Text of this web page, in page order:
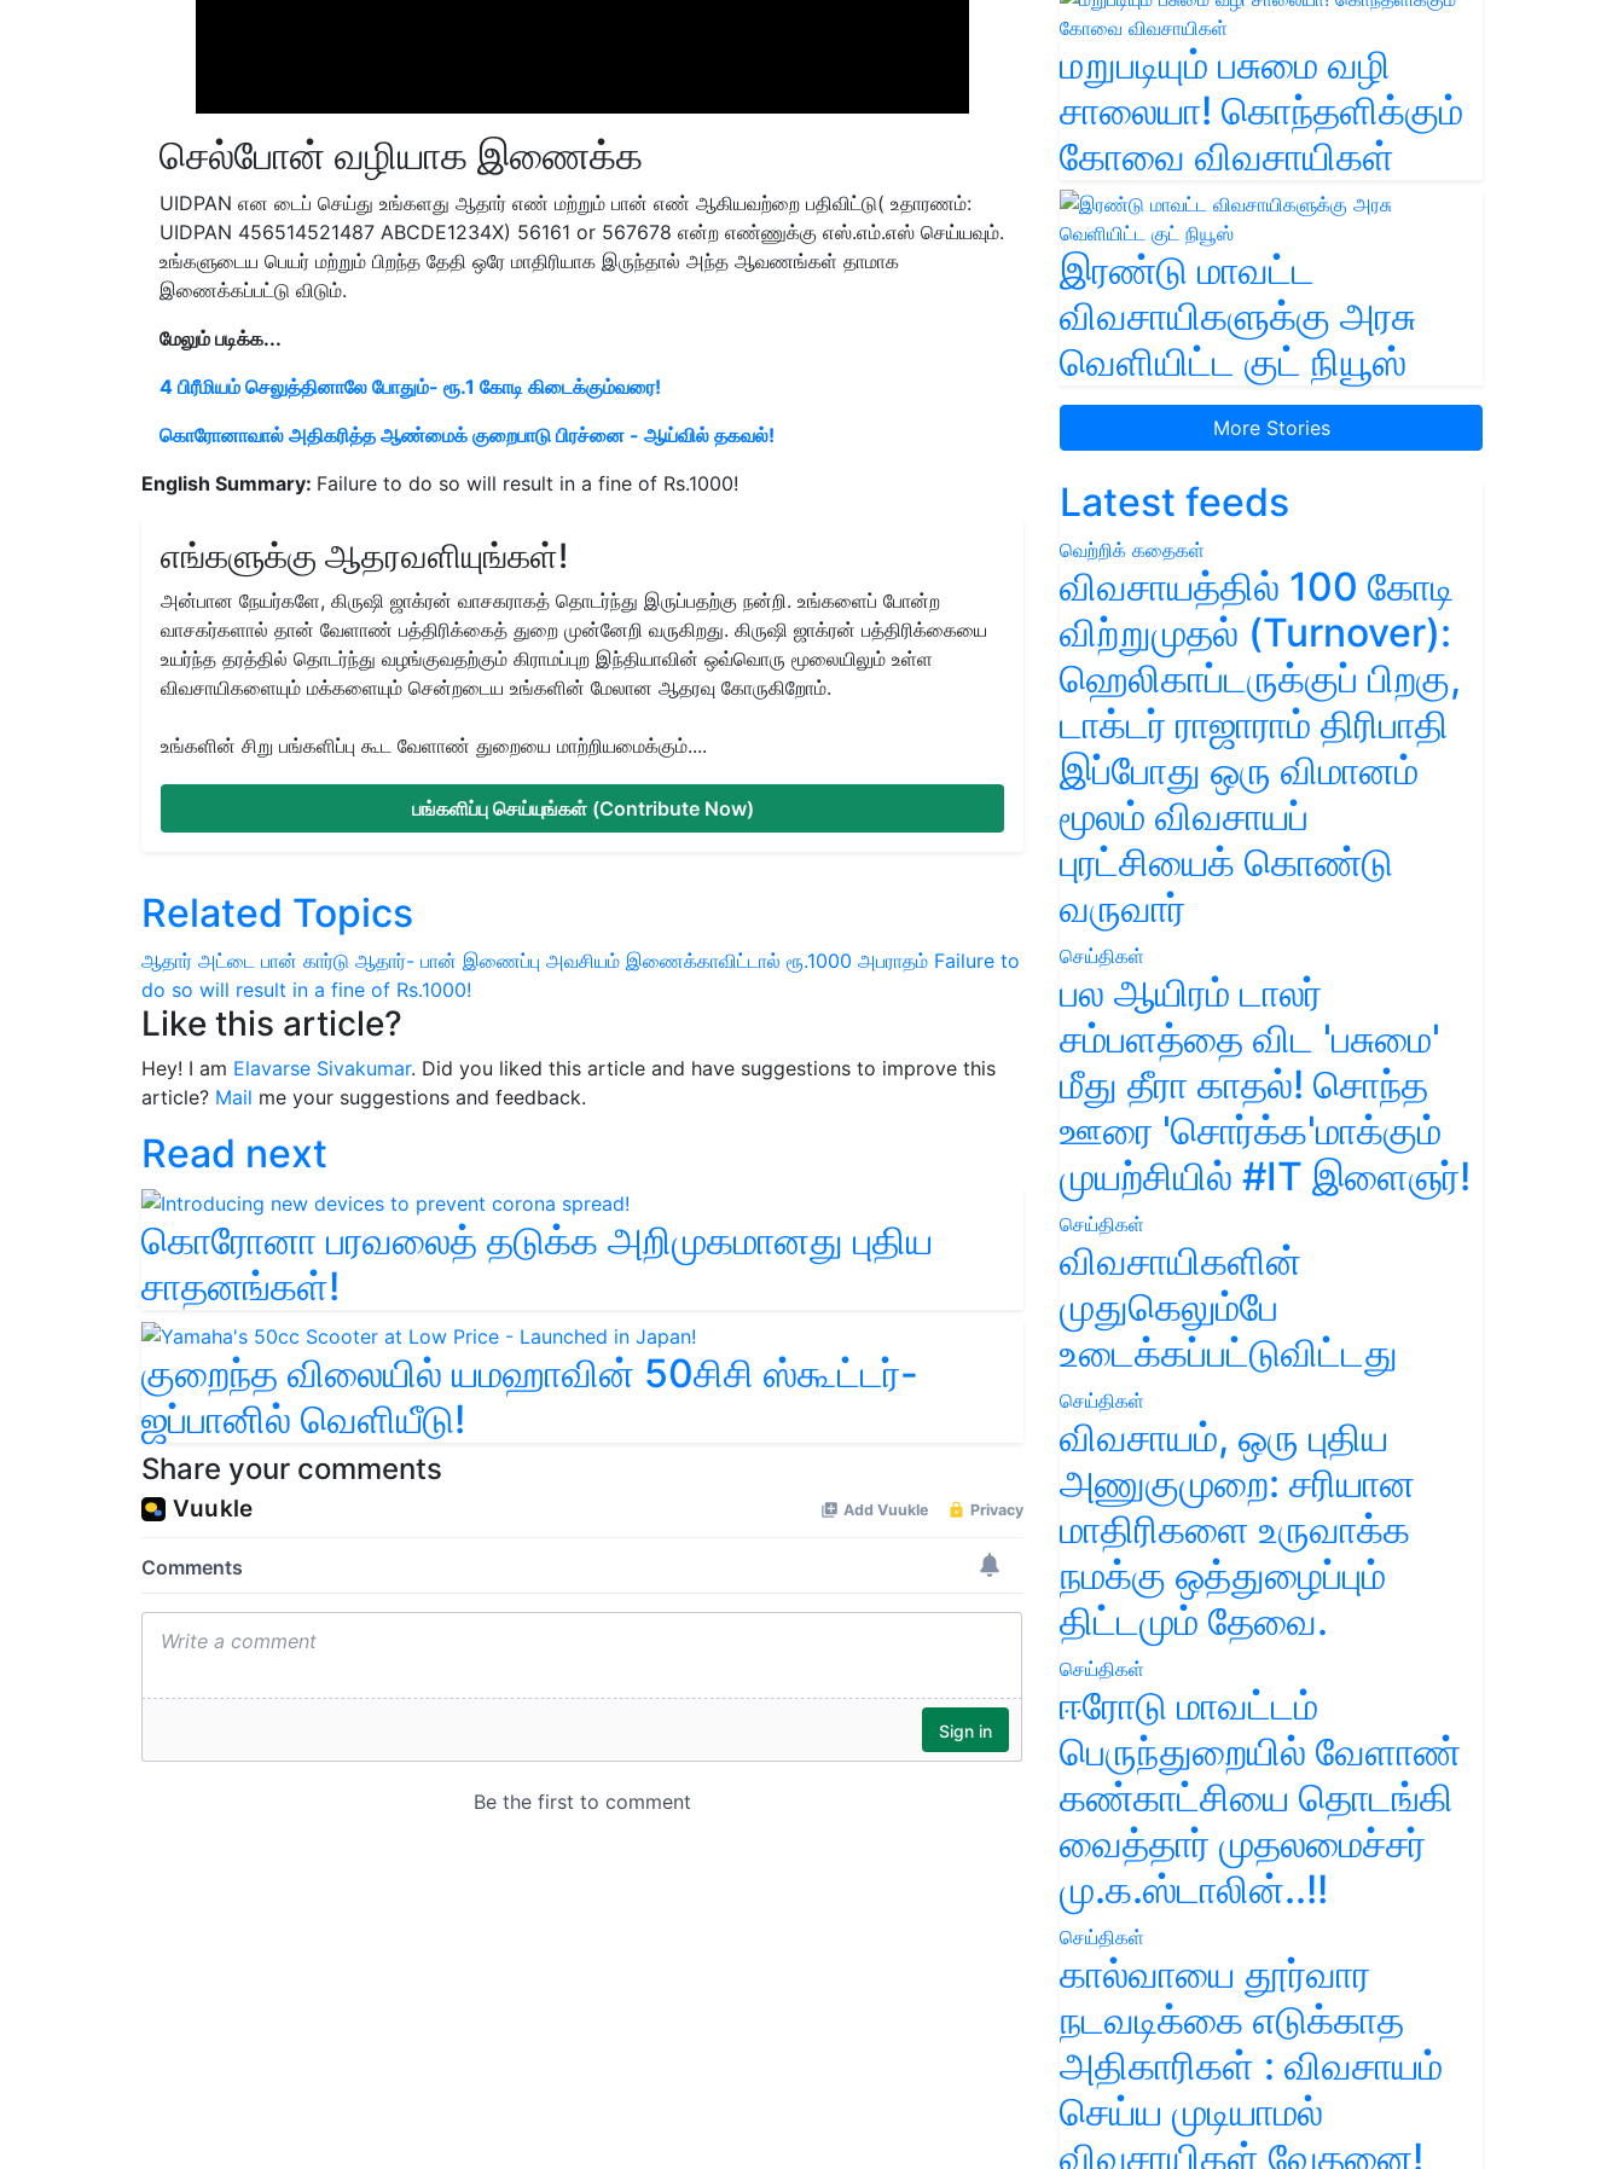
செல்போன் வழியாக இணைக்க
UIDPAN என டைப் செய்து உங்களது ஆதார் எண் மற்றும் பான் எண் ஆகியவற்றை பதிவிட்டு( உதாரணம்:
UIDPAN 456514521487 ABCDE1234X) 56161 or 567678 என்ற எண்ணுக்கு எஸ்.எம்.எஸ் செய்யவும்.
உங்களுடைய பெயர் மற்றும் பிறந்த தேதி ஒரே மாதிரியாக இருந்தால் அந்த ஆவணங்கள் தாமாக
இணைக்கப்பட்டு விடும்.
மேலும் படிக்க...
4 பிரீமியம் செலுத்தினாலே போதும்- ரூ.1 கோடி கிடைக்கும்வரை!
கொரோனாவால் அதிகரித்த ஆண்மைக் குறைபாடு பிரச்னை - ஆய்வில் தகவல்!
English Summary: Failure to do so will result in a fine of Rs.1000!
எங்களுக்கு ஆதரவளியுங்கள்!
அன்பான நேயர்களே, கிருஷி ஜாக்ரன் வாசகராகத் தொடர்ந்து இருப்பதற்கு நன்றி. உங்களைப் போன்ற
வாசகர்களால் தான் வேளாண் பத்திரிக்கைத் துறை முன்னேறி வருகிறது. கிருஷி ஜாக்ரன் பத்திரிக்கையை
உயர்ந்த தரத்தில் தொடர்ந்து வழங்குவதற்கும் கிராமப்புற இந்தியாவின் ஒவ்வொரு மூலையிலும் உள்ள
விவசாயிகளையும் மக்களையும் சென்றடைய உங்களின் மேலான ஆதரவு கோருகிறோம்.
உங்களின் சிறு பங்களிப்பு கூட வேளாண் துறையை மாற்றியமைக்கும்....
பங்களிப்பு செய்யுங்கள் (Contribute Now)
Related Topics
ஆதார் அட்டை பான் கார்டு ஆதார்- பான் இணைப்பு அவசியம் இணைக்காவிட்டால் ரூ.1000 அபராதம் Failure to
do so will result in a fine of Rs.1000!
Like this article?
Hey! I am Elavarse Sivakumar. Did you liked this article and have suggestions to improve this
article? Mail me your suggestions and feedback.
Read next
கொரோனா பரவலைத் தடுக்க அறிமுகமானது புதிய
சாதனங்கள்!
குறைந்த விலையில் யமஹாவின் 50சிசி ஸ்கூட்டர்-
ஜப்பானில் வெளியீடு!
Share your comments
மறுபடியும் பசுமை வழி
சாலையா! கொந்தளிக்கும்
கோவை விவசாயிகள்
இரண்டு மாவட்ட
விவசாயிகளுக்கு அரசு
வெளியிட்ட குட் நியூஸ்
More Stories
Latest feeds
வெற்றிக் கதைகள்
விவசாயத்தில் 100 கோடி
விற்றுமுதல் (Turnover):
ஹெலிகாப்டருக்குப் பிறகு,
டாக்டர் ராஜாராம் திரிபாதி
இப்போது ஒரு விமானம்
மூலம் விவசாயப்
புரட்சியைக் கொண்டு
வருவார்
செய்திகள்
பல ஆயிரம் டாலர்
சம்பளத்தை விட 'பசுமை'
மீது தீரா காதல்! சொந்த
ஊரை 'சொர்க்க'மாக்கும்
முயற்சியில் #IT இளைஞர்!
செய்திகள்
விவசாயிகளின்
முதுகெலும்பே
உடைக்கப்பட்டுவிட்டது
செய்திகள்
விவசாயம், ஒரு புதிய
அணுகுமுறை: சரியான
மாதிரிகளை உருவாக்க
நமக்கு ஒத்துழைப்பும்
திட்டமும் தேவை.
செய்திகள்
ஈரோடு மாவட்டம்
பெருந்துறையில் வேளாண்
கண்காட்சியை தொடங்கி
வைத்தார் முதலமைச்சர்
மு.க.ஸ்டாலின்..!!
செய்திகள்
கால்வாயை தூர்வார
நடவடிக்கை எடுக்காத
அதிகாரிகள் : விவசாயம்
செய்ய முடியாமல்
விவசாயிகள் வேதனை!